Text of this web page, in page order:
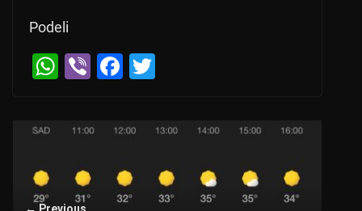
Podeli
W
A
p
Vi
er
F
c
e
b
o
tt
er
← Previous